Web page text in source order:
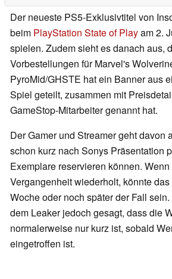
Der neueste PS5-Exklusivtitel von
beim PlayStation State of Playam 2.
spielen. Zudem sieht es danach aus,
Vorbestellungen für Marvel's
PyroMid/GHSTE hat ein Banner aus
Spiel geteilt, zusammen mit
GameStop-Mitarbeiter genannt hat.
Der Gamer und Streamer geht davon
schon kurz nach Sonys Präsentation
Exemplare reservieren können.
Vergangenheit wiederholt, könnte
Woche oder noch später der Fall
dem Leaker jedoch gesagt, dass die
normalerweise nur kurz ist, sobald
eingetroffen ist.